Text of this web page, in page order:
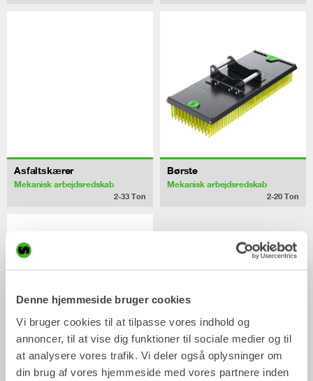
Denne hjemmeside bruger cookies
Vi bruger cookies til at tilpasse vores indhold og
annoncer, til at vise dig funktioner til sociale medier og til
at analysere vores trafik. Vi deler også oplysninger om
din brug af vores hjemmeside med vores partnere inden
Asfaltskærer
Mekanisk arbejdsredskab
2-33 Ton
Børste
Mekanisk arbejdsredskab
2-20 Ton
Pallegafler